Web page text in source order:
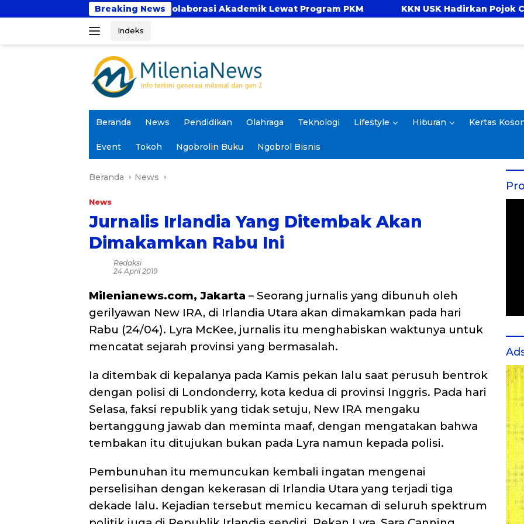
ke
Breaking News
Bhakti Perkuat Kolaborasi Akademik Lewat Program PKM KKN USK Hadirkan Pojok Celengan,
Indeks
Beranda News Pendidikan Olahraga Teknologi Lifestyle Hiburan Kertas
Event Tokoh Ngobrolin Buku Ngobrol Bisnis
Beranda News
News
Jurnalis Irlandia Yang Ditembak Akan
Dimakamkan Rabu Ini
Redaksi
24 April 2019
Milenianews.com, Jakarta – Seorang jurnalis yang dibunuh oleh
gerilyawan New IRA, di Irlandia Utara akan dimakamkan pada hari
Rabu (24/04). Lyra McKee, jurnalis itu menghabiskan waktunya untuk
mencatat sejarah provinsi yang bermasalah.
Ia ditembak di kepalanya pada Kamis pekan lalu saat perusuh bentrok
dengan polisi di Londonderry, kota kedua di provinsi Inggris. Pada hari
Selasa, faksi republik yang tidak setuju, New IRA mengaku
bertanggung jawab dan meminta maaf, dengan mengatakan bahwa
tembakan itu ditujukan bukan pada Lyra namun kepada polisi.
Pembunuhan itu memuncukan kembali ingatan mengenai
perselisihan dengan kekerasan di Irlandia Utara yang terjadi tiga
dekade lalu. Kejadian tersebut memicu kecaman di seluruh spektrum